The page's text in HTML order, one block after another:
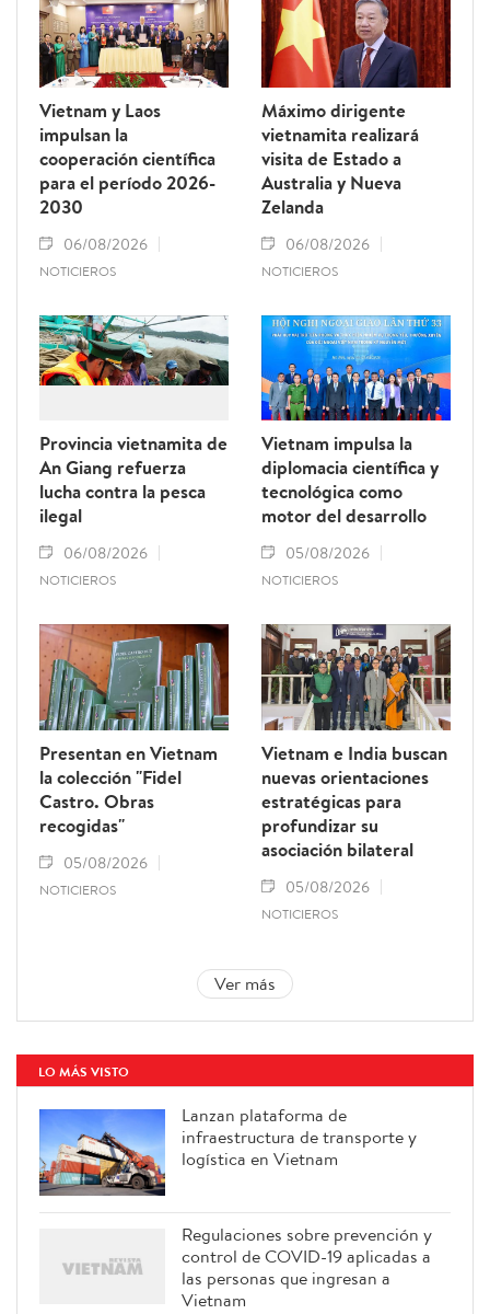
Vietnam y Laos
impulsan la
cooperación científica
para el período 2026-
2030
06/08/2026
NOTICIEROS
Máximo dirigente
vietnamita realizará
visita de Estado a
Australia y Nueva
Zelanda
06/08/2026
NOTICIEROS
Provincia vietnamita de
An Giang refuerza
lucha contra la pesca
ilegal
06/08/2026
NOTICIEROS
Vietnam impulsa la
diplomacia científica y
tecnológica como
motor del desarrollo
05/08/2026
NOTICIEROS
Presentan en Vietnam
la colección "Fidel
Castro. Obras
recogidas"
05/08/2026
NOTICIEROS
Vietnam e India buscan
nuevas orientaciones
estratégicas para
profundizar su
asociación bilateral
05/08/2026
NOTICIEROS
Ver más
LO MÁS VISTO
Lanzan plataforma de
infraestructura de transporte y
logística en Vietnam
Regulaciones sobre prevención y
control de COVID-19 aplicadas a
las personas que ingresan a
Vietnam